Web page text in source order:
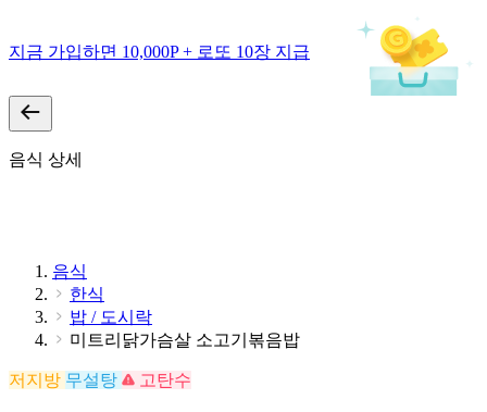
지금 가입하면 10,000P + 로또 10장 지급
음식 상세
음식
한식
밥 / 도시락
미트리닭가슴살 소고기볶음밥
저지방 무설탕 고탄수